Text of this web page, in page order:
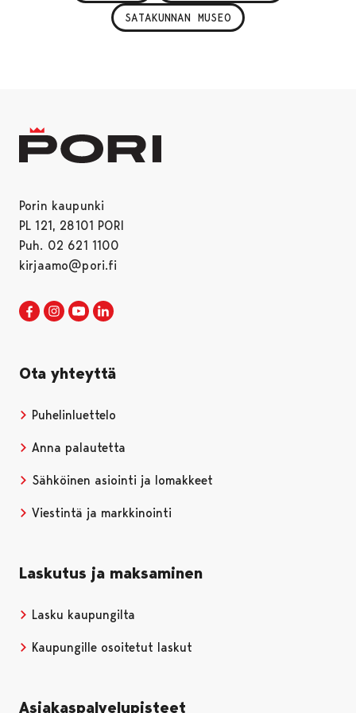
SATAKUNNAN MUSEO
Porin kaupunki
PL 121, 28101 PORI
Puh. 02 621 1100
kirjaamo@pori.fi
Porin kaupunki Facebookissa
Avautuu uudessa välilehdessä
Porin kaupunki Instagramissa
Avautuu uudessa välilehdessä
Porin kaupunki Youtubessa
Avautuu uudessa välilehdessä
Ota yhteyttä
Puhelinluettelo
Anna palautetta
Sähköinen asiointi ja lomakkeet
Viestintä ja markkinointi
Laskutus ja maksaminen
Lasku kaupungilta
Kaupungille osoitetut laskut
Asiakaspalvelupisteet